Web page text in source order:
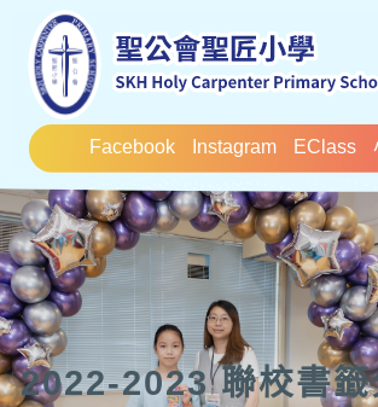
Facebook Instagram EClass
2022-2023 聯校書籤